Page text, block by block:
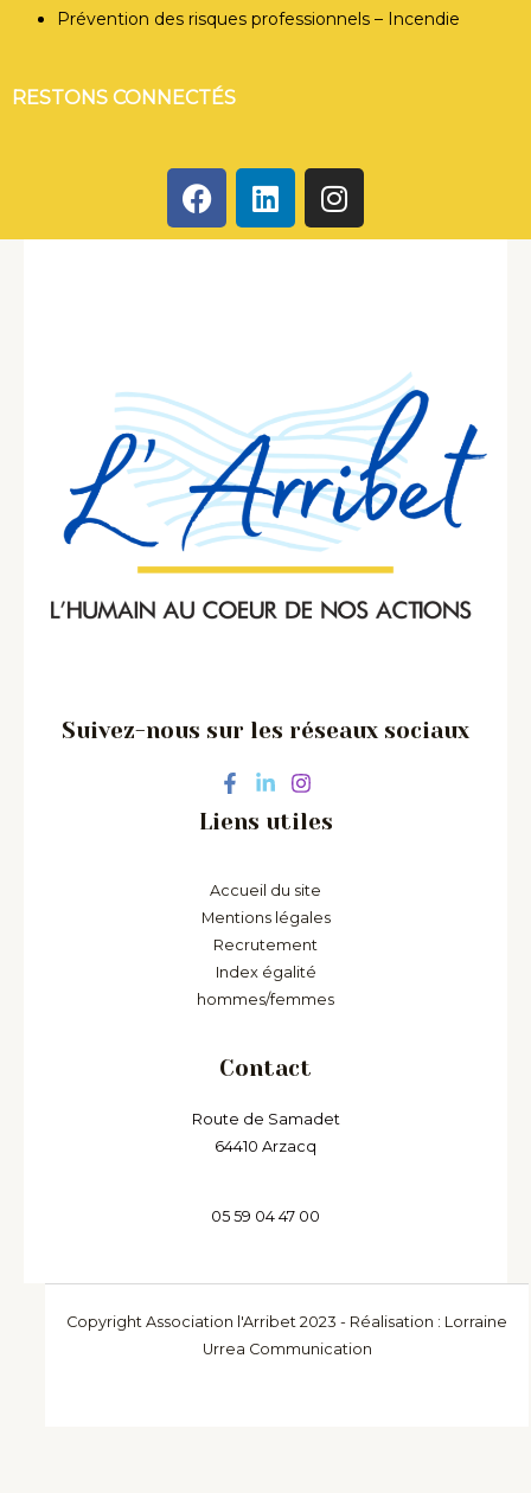
Prévention des risques professionnels – Incendie
RESTONS CONNECTÉS
F
a
c
L
i
n
I
n
s
m
Suivez-nous sur les réseaux sociaux
Liens utiles
Accueil du site
Mentions légales
Recrutement
Index égalité
hommes/femmes
Contact
Route de Samadet
64410 Arzacq
05 59 04 47 00
Copyright Association l'Arribet 2023 - Réalisation : Lorraine
Urrea Communication